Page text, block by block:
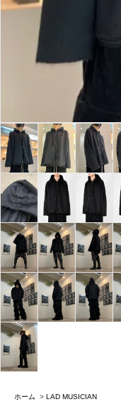
ホーム > LAD MUSICIAN